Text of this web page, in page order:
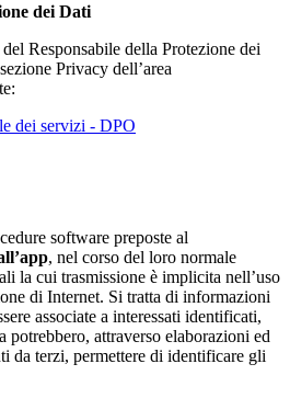
dei Dati
Responsabile della Protezione dei
Privacy dell’area
dei servizi - DPO
software preposte al
, nel corso del loro normale
la cui trasmissione è implicita nell’uso
di Internet. Si tratta di informazioni
associate a interessati identificati,
potrebbero, attraverso elaborazioni ed
da terzi, permettere di identificare gli